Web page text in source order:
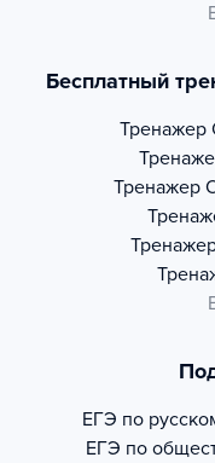
Бесплатный
Тренажер
Тренажер
ЕГЭ по
ЕГЭ по